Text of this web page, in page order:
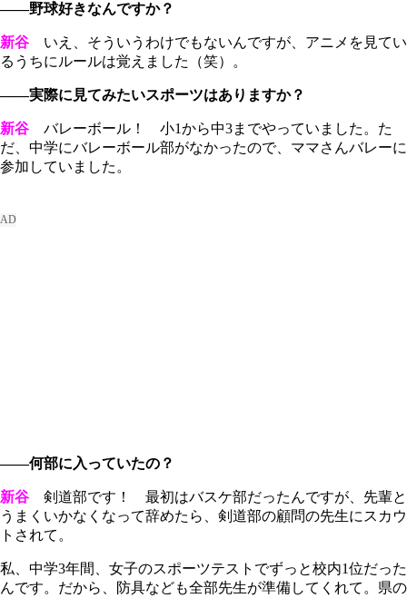
――野球好きなんですか？
新谷 いえ、そういうわけでもないんですが、アニメを見てい
るうちにルールは覚えました（笑）。
――実際に見てみたいスポーツはありますか？
新谷 バレーボール！ 小1から中3までやっていました。た
だ、中学にバレーボール部がなかったので、ママさんバレーに
参加していました。
――何部に入っていたの？
新谷 剣道部です！ 最初はバスケ部だったんですが、先輩と
うまくいかなくなって辞めたら、剣道部の顧問の先生にスカウ
トされて。
私、中学3年間、女子のスポーツテストでずっと校内1位だった
んです。だから、防具なども全部先生が準備してくれて。県の